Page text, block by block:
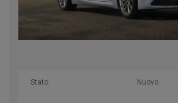
Stato Nuovo